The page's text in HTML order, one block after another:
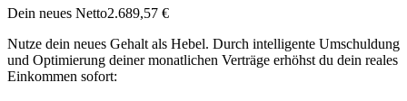
Dein neues Netto2.689,57 €
Nutze dein neues Gehalt als Hebel. Durch intelligente Umschuldung
und Optimierung deiner monatlichen Verträge erhöhst du dein reales
Einkommen sofort: